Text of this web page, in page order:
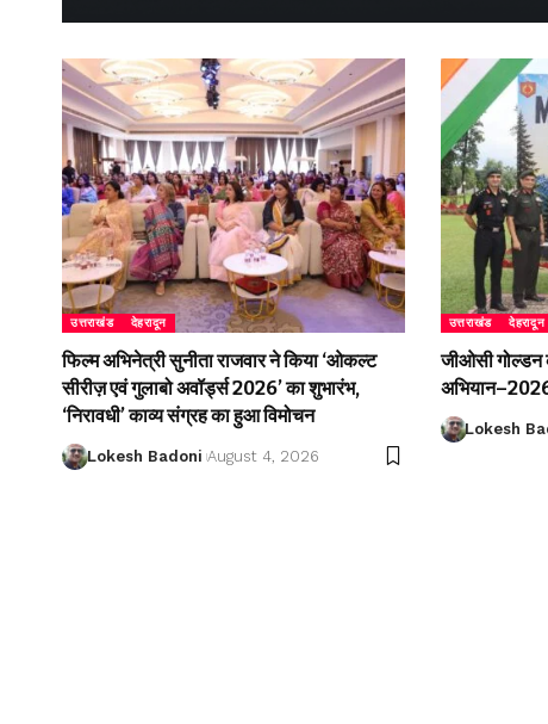
उत्तराखंड देहरादून
फिल्म अभिनेत्री सुनीता राजवार ने किया ‘ओकल्ट
सीरीज़ एवं गुलाबो अवॉर्ड्स 2026’ का शुभारंभ,
‘निरावधी’ काव्य संग्रह का हुआ विमोचन
Lokesh Badoni August 4, 2026
उत्तराखंड देहरादून
जीओसी गोल्डन
अभियान–2026
Lokesh